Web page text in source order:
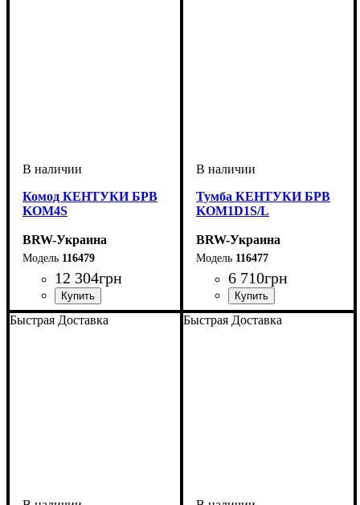
Комод КЕНТУКИ БРВ
KOM4S
BRW-Украина
116479
12 304грн
ширина, мм: 945
высота, мм: 905
глубина, мм: 445
Тумба КЕНТУКИ БРВ
KOM1D1S/L
BRW-Украина
116477
6 710грн
ширина, мм: 545
высота, мм: 830
глубина, мм: 345
Быстрая Доставка Быстрая Доставка